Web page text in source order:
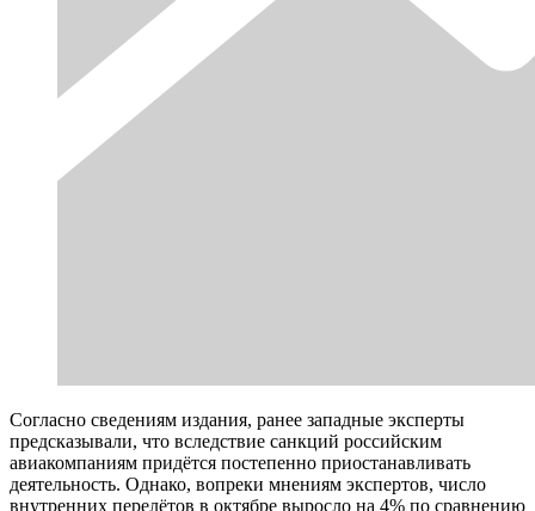
Согласно сведениям издания, ранее западные эксперты
предсказывали, что вследствие санкций российским
авиакомпаниям придётся постепенно приостанавливать
деятельность. Однако, вопреки мнениям экспертов, число
внутренних перелётов в октябре выросло на 4% по сравнению